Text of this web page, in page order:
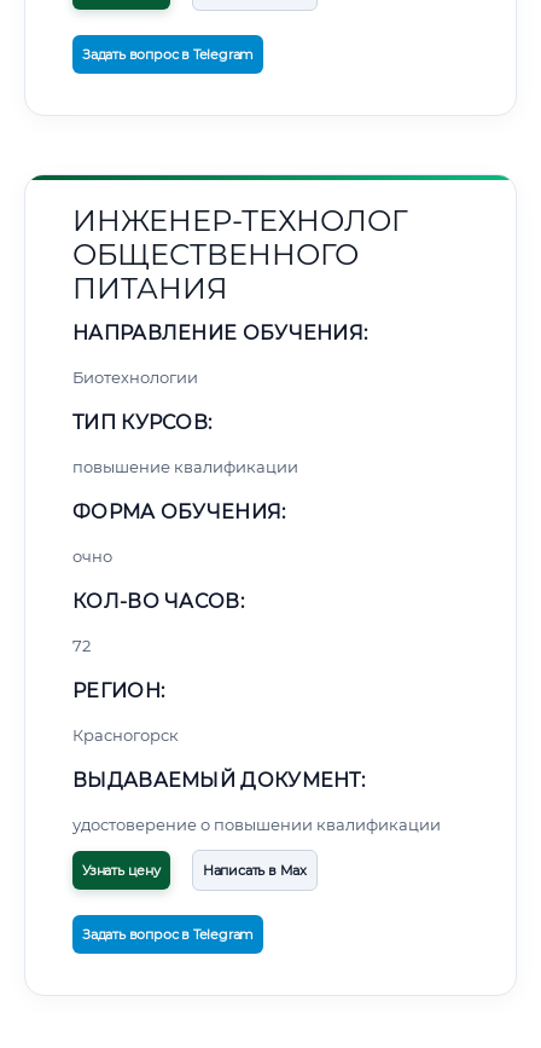
Задать вопрос в Telegram
ИНЖЕНЕР-ТЕХНОЛОГ
ОБЩЕСТВЕННОГО
ПИТАНИЯ
НАПРАВЛЕНИЕ ОБУЧЕНИЯ:
Биотехнологии
ТИП КУРСОВ:
повышение квалификации
ФОРМА ОБУЧЕНИЯ:
очно
КОЛ-ВО ЧАСОВ:
72
РЕГИОН:
Красногорск
ВЫДАВАЕМЫЙ ДОКУМЕНТ:
удостоверение о повышении квалификации
Узнать цену Написать в Max
Задать вопрос в Telegram